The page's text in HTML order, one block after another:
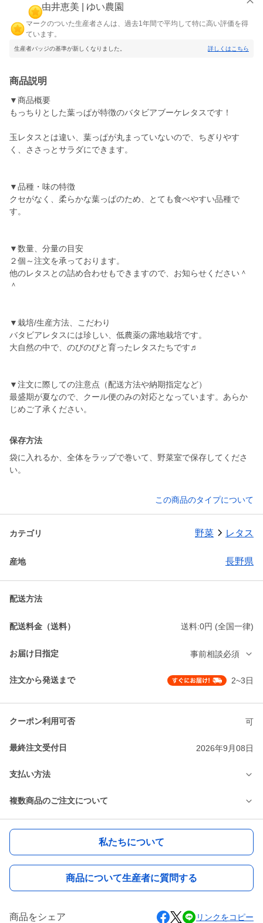
由井恵美 | ゆい農園
マークのついた生産者さんは、過去1年間で平均して特に高い評価を得
ています。
生産者バッジの基準が新しくなりました。 詳しくはこちら
商品説明
▼商品概要
もっちりとした葉っぱが特徴のバタビアブーケレタスです！
玉レタスとは違い、葉っぱが丸まっていないので、ちぎりやす
く、ささっとサラダにできます。
▼品種・味の特徴
クセがなく、柔らかな葉っぱのため、とても食べやすい品種で
す。
▼数量、分量の目安
２個～注文を承っております。
他のレタスとの詰め合わせもできますので、お知らせください＾
＾
▼栽培/生産方法、こだわり
バタビアレタスには珍しい、低農薬の露地栽培です。
大自然の中で、のびのびと育ったレタスたちです♬
▼注文に際しての注意点（配送方法や納期指定など）
最盛期が夏なので、クール便のみの対応となっています。あらか
保存方法
袋に入れるか、全体をラップで巻いて、野菜室で保存してくださ
い。
この商品のタイプについて
カテゴリ 野菜 レタス
産地 長野県
配送方法
配送料金（送料） 送料:0円 (全国一律)
お届け日指定 事前相談必須
注文から発送まで 2~3日
クーポン利用可否 可
最終注文受付日 2026年9月08日
支払い方法
複数商品のご注文について
私たちについて
商品について生産者に質問する
商品をシェア リンクをコピー